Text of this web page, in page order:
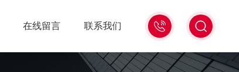
021-
56528785
在线留言 联系我们